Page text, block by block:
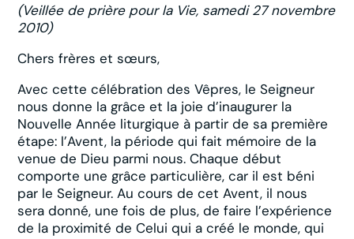
(Veillée de prière pour la Vie, samedi 27 novembre
2010)
Chers frères et sœurs,
Avec cette célébration des Vêpres, le Seigneur
nous donne la grâce et la joie d’inaugurer la
Nouvelle Année liturgique à partir de sa première
étape: l’Avent, la période qui fait mémoire de la
venue de Dieu parmi nous. Chaque début
comporte une grâce particulière, car il est béni
par le Seigneur. Au cours de cet Avent, il nous
sera donné, une fois de plus, de faire l’expérience
de la proximité de Celui qui a créé le monde, qui